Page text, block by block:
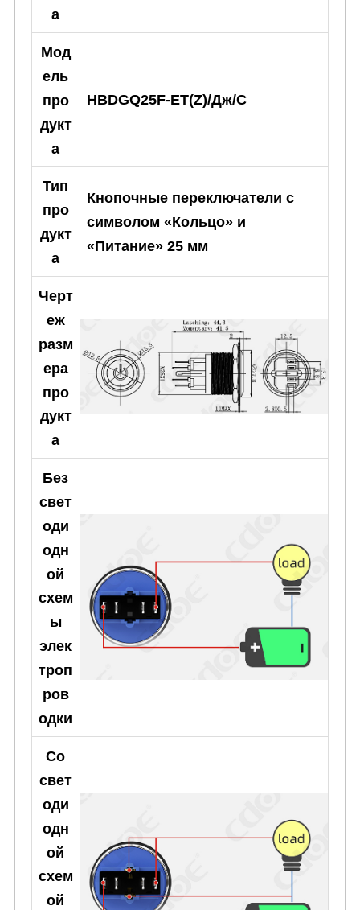
а
Мод
ель
про
дукт
а
HBDGQ25F-ET(Z)/Дж/С
Тип
про
дукт
а
Кнопочные переключатели с
символом «Кольцо» и
«Питание» 25 мм
Черт
еж
разм
ера
про
дукт
а
Без
свет
оди
одн
ой
схем
ы
элек
троп
ров
одки
Со
свет
оди
одн
ой
схем
ой